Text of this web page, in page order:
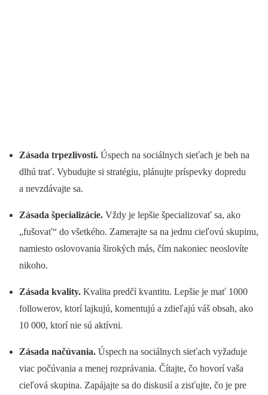
Zásada trpezlivosti. Úspech na sociálnych sieťach je beh na
dlhú trať. Vybudujte si stratégiu, plánujte príspevky dopredu
a nevzdávajte sa.
Zásada špecializácie. Vždy je lepšie špecializovať sa, ako
„fušovať“ do všetkého. Zamerajte sa na jednu cieľovú skupinu,
namiesto oslovovania širokých más, čím nakoniec neoslovíte
nikoho.
Zásada kvality. Kvalita predčí kvantitu. Lepšie je mať 1000
followerov, ktorí lajkujú, komentujú a zdieľajú váš obsah, ako
10 000, ktorí nie sú aktívni.
Zásada načúvania. Úspech na sociálnych sieťach vyžaduje
viac počúvania a menej rozprávania. Čítajte, čo hovorí vaša
cieľová skupina. Zapájajte sa do diskusií a zisťujte, čo je pre